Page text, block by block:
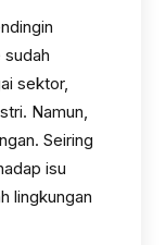
sektor,
Namun,
Seiring
isu
lingkungan